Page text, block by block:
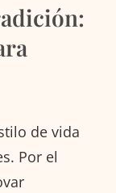
de vida
Por el